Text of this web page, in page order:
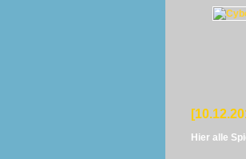
Hier alle